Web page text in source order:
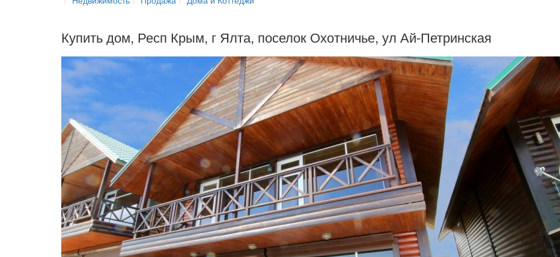
Купить дом, Респ Крым, г Ялта, поселок Охотничье, ул Ай-Петринская